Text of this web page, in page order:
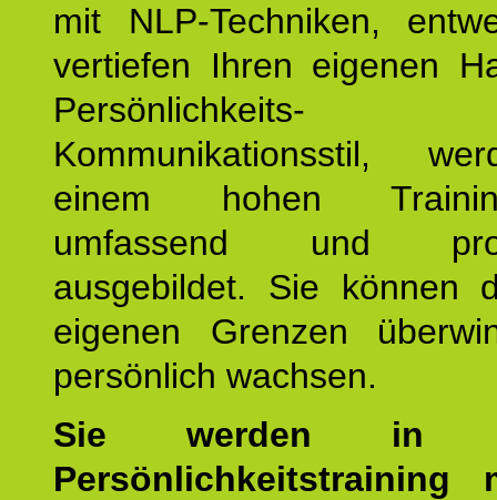
mit NLP-Techniken,
vertiefen Ihren eigenen
Kommunikationsstil,
einem hohen
umfassend und
ausgebildet. Sie können
eigenen Grenzen
persönlich wachsen.
Sie werden in
Persönlichkeitstraining